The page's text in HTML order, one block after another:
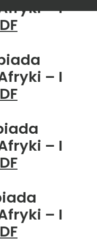
– I
– I
– I
– I